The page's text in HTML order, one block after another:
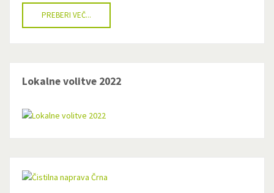
PREBERI VEČ...
Lokalne volitve 2022